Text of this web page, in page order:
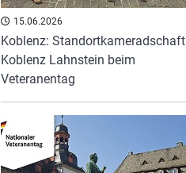
15.06.2026
Koblenz: Standortkameradschaft
Koblenz Lahnstein beim
Veteranentag